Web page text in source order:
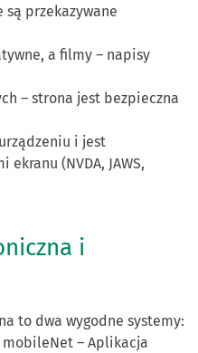
przekazywane
a filmy – napisy
– strona jest bezpieczna
i jest
(NVDA, JAWS,
i
to dwa wygodne systemy:
– Aplikacja